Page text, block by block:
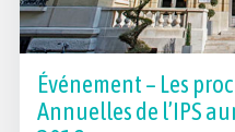
Événement – Les
Annuelles de l’IPS